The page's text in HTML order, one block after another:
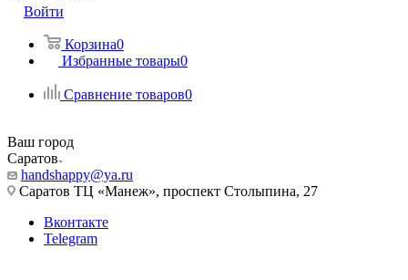
Войти
Корзина0
Избранные товары0
Сравнение товаров0
Ваш город
Саратов
handshappy@ya.ru
Саратов ТЦ «Манеж», проспект Столыпина, 27
Вконтакте
Telegram